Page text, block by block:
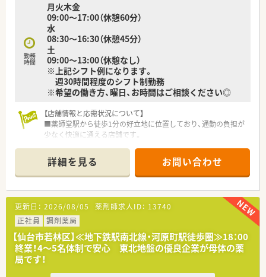
勤務
時間
月火木金
09:00～17:00（休憩60分）
水
08:30～16:30（休憩45分）
土
09:00～13:00（休憩なし）
※上記シフト例になります。
週30時間程度のシフト制勤務
※希望の働き方、曜日、お時間はご相談ください◎
【店舗情報と応需状況について】
■薬師堂駅から徒歩1分の好立地に位置しており、通勤の負担が
少なく快適に通える店舗です。
宅対応にも力を入れています。
■薬剤師1名と事務員1名の体制で運営を行っており、少人数な
らではの連携の良さが魅力です。
【募集背景と求める人物像について】
■地域の在宅業務のニーズが急激に増加しているための、人員体
制強化を目的とした増員募集です。
■在宅業務に意欲的に取り組んでいただける方であれば、これま
での経験が浅い方でも歓迎します。
■与えられた業務だけでなく、自分で考えて前向きに行動し利益
に貢献できる方を求めています。
詳細を見る お問い合わせ
更新日： 2026/08/05 薬剤師求人ID： 13740
正社員
調剤薬局
【仙台市若林区】≪地下鉄駅南北線・河原町駅徒歩圏≫18：00
終業！4～5名体制で安心 東北地盤の優良企業が母体の薬
局です！